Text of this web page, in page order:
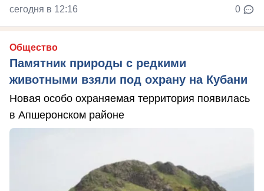
сегодня в 12:16 0
Общество
Памятник природы с редкими
животными взяли под охрану на Кубани
Новая особо охраняемая территория появилась
в Апшеронском районе